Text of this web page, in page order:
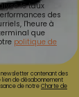
le taux
des
l'heure à
que
politique de
contenant des
de désabonnement
de notreCharte de